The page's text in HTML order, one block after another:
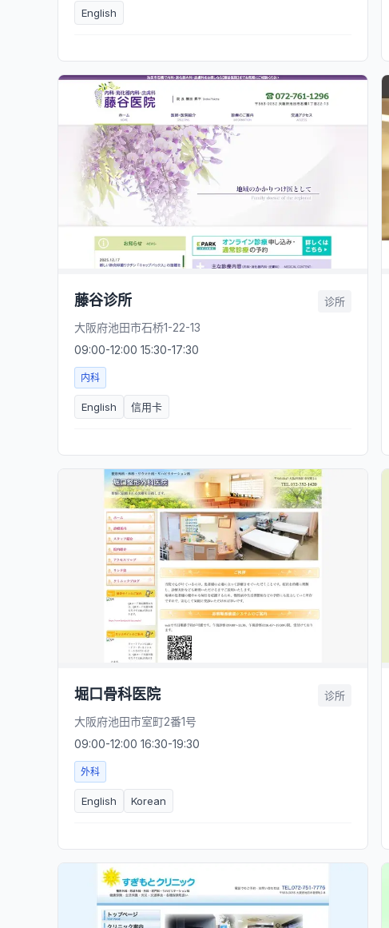
English
藤谷诊所 诊所
大阪府池田市石桥1-22-13
09:00-12:00 15:30-17:30
内科
English 信用卡
堀口骨科医院 诊所
大阪府池田市室町2番1号
09:00-12:00 16:30-19:30
外科
English Korean